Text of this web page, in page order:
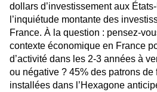
dollars d’investissement aux
l’inquiétude montante des
France. À la question : pensez-
contexte économique en France
d’activité dans les 2-3 années à
ou négative ? 45% des patrons
installées dans l’Hexagone